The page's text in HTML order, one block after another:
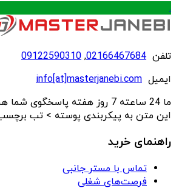
.
تلفن 02166467684
,
09122590310
ایمیل info[at]masterjanebi.com
ما 24 ساعته 7 روز هفته
این متن به پیکربندی پوسته > تب
راهنمای خرید
تماس با مستر جانبی
فرصت‌های شغلی